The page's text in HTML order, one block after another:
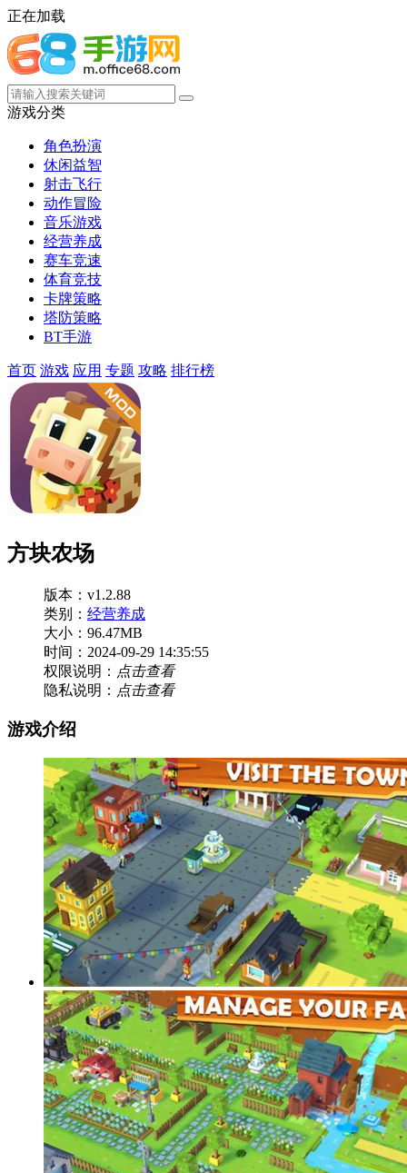
正在加载
游戏分类
角色扮演
休闲益智
射击飞行
动作冒险
音乐游戏
经营养成
赛车竞速
体育竞技
卡牌策略
塔防策略
BT手游
首页 游戏 应用 专题 攻略 排行榜
方块农场
版本：v1.2.88
类别： 经营养成
大小：96.47MB
时间：2024-09-29 14:35:55
权限说明： 点击查看
隐私说明： 点击查看
游戏介绍